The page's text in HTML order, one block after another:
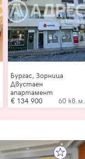
Бургас, Зорница
Двустаен
апартамент
134 900
60 кв.м.